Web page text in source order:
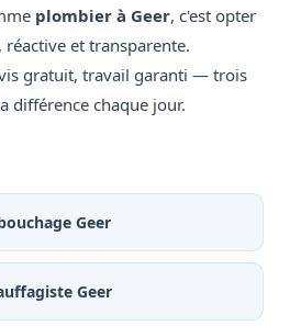
plombier à Geer, c'est opter
et transparente.
gratuit, travail garanti — trois
différence chaque jour.
Geer
Geer